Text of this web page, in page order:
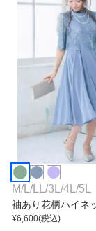
M/L /LL /3L /4L /5L
袖あり花柄ハイネ
ワンピース
¥6,600(税込)